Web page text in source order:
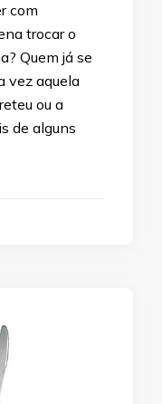
com
trocar o
Quem já se
vez aquela
ou a
de alguns